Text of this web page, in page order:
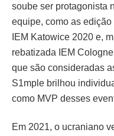
soube ser protagonista
equipe, como as
IEM Katowice 2020 e,
rebatizada IEM
que são consideradas
S1mple brilhou
como MVP desses
Em 2021, o ucraniano